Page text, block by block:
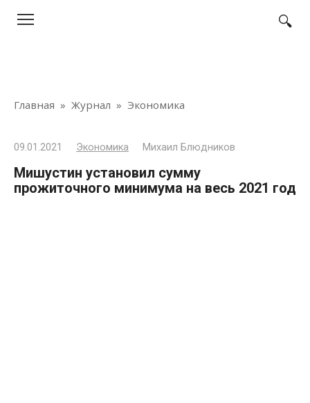
Главная » Журнал » Экономика
09.01.2021 Экономика Михаил Блюдников
Мишустин установил сумму
прожиточного минимума на весь 2021 год